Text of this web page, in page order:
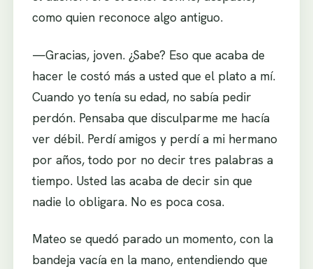
como quien reconoce algo antiguo.
—Gracias, joven. ¿Sabe? Eso que acaba de
hacer le costó más a usted que el plato a mí.
Cuando yo tenía su edad, no sabía pedir
perdón. Pensaba que disculparme me hacía
ver débil. Perdí amigos y perdí a mi hermano
por años, todo por no decir tres palabras a
tiempo. Usted las acaba de decir sin que
nadie lo obligara. No es poca cosa.
Mateo se quedó parado un momento, con la
bandeja vacía en la mano, entendiendo que